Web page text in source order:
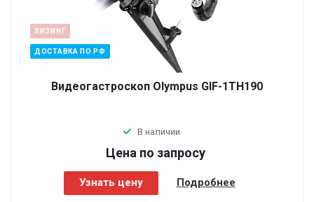
ЛИЗИНГ
ДОСТАВКА ПО РФ
Видеогастроскоп Olympus GIF-1TH190
В наличии
Цена по запросу
Узнать цену Подробнее